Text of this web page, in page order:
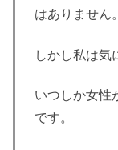
はありません。
しかし私は気
いつしか女性
です。